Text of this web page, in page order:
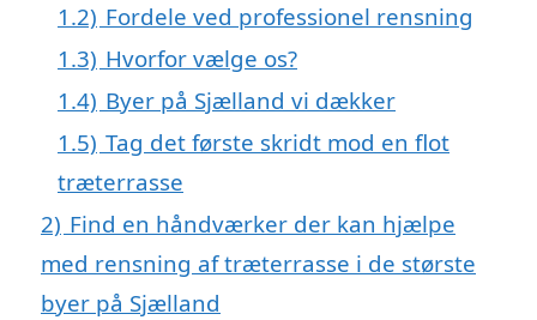
1.2) Fordele ved professionel rensning
1.3) Hvorfor vælge os?
1.4) Byer på Sjælland vi dækker
1.5) Tag det første skridt mod en flot
træterrasse
2) Find en håndværker der kan hjælpe
med rensning af træterrasse i de største
byer på Sjælland